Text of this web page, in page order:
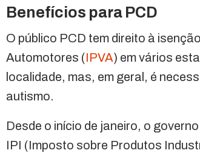
Benefícios para PCD
O público PCD tem direito à
Automotores (IPVA) em vários
localidade, mas, em geral, é
autismo.
Desde o início de janeiro, o
IPI (Imposto sobre Produtos